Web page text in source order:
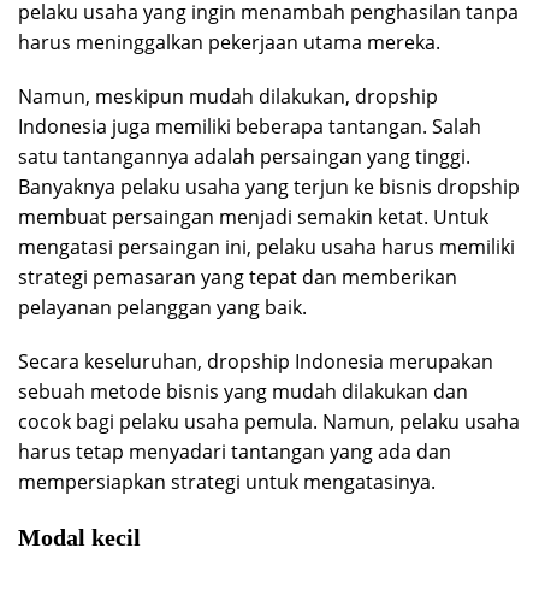
pelaku usaha yang ingin menambah penghasilan tanpa
harus meninggalkan pekerjaan utama mereka.
Namun, meskipun mudah dilakukan, dropship
Indonesia juga memiliki beberapa tantangan. Salah
satu tantangannya adalah persaingan yang tinggi.
Banyaknya pelaku usaha yang terjun ke bisnis dropship
membuat persaingan menjadi semakin ketat. Untuk
mengatasi persaingan ini, pelaku usaha harus memiliki
strategi pemasaran yang tepat dan memberikan
pelayanan pelanggan yang baik.
Secara keseluruhan, dropship Indonesia merupakan
sebuah metode bisnis yang mudah dilakukan dan
cocok bagi pelaku usaha pemula. Namun, pelaku usaha
harus tetap menyadari tantangan yang ada dan
mempersiapkan strategi untuk mengatasinya.
Modal kecil